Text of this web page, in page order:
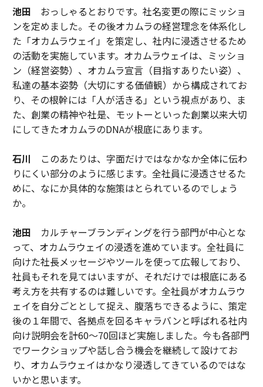
池田 おっしゃるとおりです。社名変更の際にミッショ
ンを定めました。その後オカムラの経営理念を体系化し
た「オカムラウェイ」を策定し、社内に浸透させるため
の活動を実施しています。オカムラウェイは、ミッショ
ン（経営姿勢）、オカムラ宣言（目指すありたい姿）、
私達の基本姿勢（大切にする価値観）から構成されてお
り、その根幹には「人が活きる」という視点があり、ま
た、創業の精神や社是、モットーといった創業以来大切
にしてきたオカムラのDNAが根底にあります。
石川 このあたりは、字面だけではなかなか全体に伝わ
りにくい部分のように感じます。全社員に浸透させるた
めに、なにか具体的な施策はとられているのでしょう
か。
池田 カルチャーブランディングを行う部門が中心とな
って、オカムラウェイの浸透を進めています。全社員に
向けた社長メッセージやツールを使って広報しており、
社員もそれを見てはいますが、それだけでは根底にある
考え方を共有するのは難しいです。全社員がオカムラウ
ェイを自分ごととして捉え、腹落ちできるように、策定
後の１年間で、各拠点を回るキャラバンと呼ばれる社内
向け説明会を計60～70回ほど実施しました。今も各部門
でワークショップや話し合う機会を継続して設けてお
り、オカムラウェイはかなり浸透してきているのではな
いかと思います。